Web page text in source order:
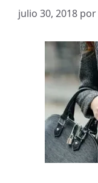
julio 30, 2018 por